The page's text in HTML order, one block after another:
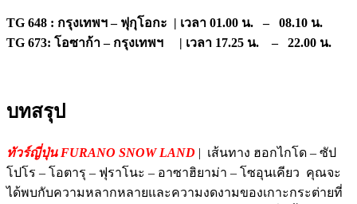
TG 648 : กรุงเทพฯ – ฟุกุโอกะ | เวลา 01.00 น. – 08.10 น.
TG 673: โอซาก้า – กรุงเทพฯ | เวลา 17.25 น. – 22.00 น.
บทสรุป
ทัวร์ญี่ปุ่น FURANO SNOW LAND | เส้นทาง ฮอกไกโด – ซัป
โปโร – โอตารุ – ฟุราโนะ – อาซาฮิยาม่า – โซอุนเคียว คุณจะ
ได้พบกับความหลากหลายและความงดงามของเกาะกระต่ายที่